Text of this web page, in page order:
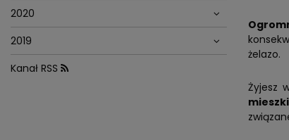
2020
2019
Kanał RSS
żelazo.
Żyjesz